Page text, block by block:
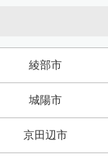
綾部市
城陽市
京田辺市